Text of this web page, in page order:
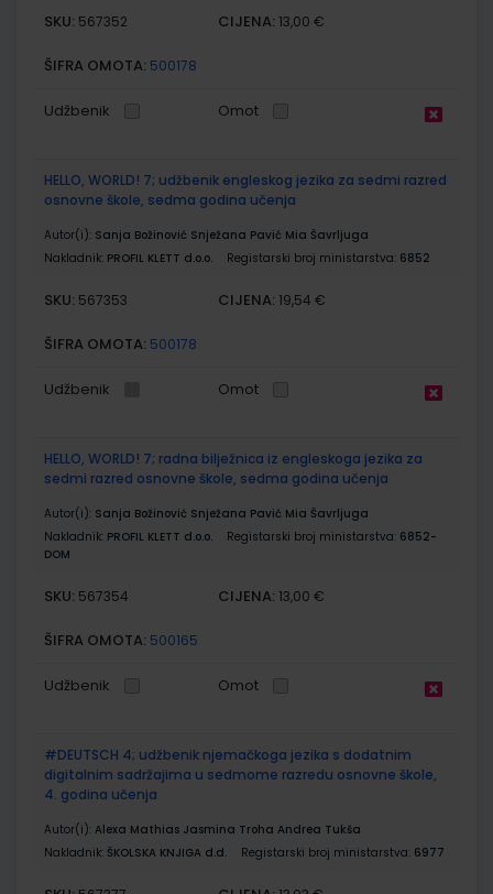
SKU: 567352 CIJENA: 13,00 €
ŠIFRA OMOTA: 500178
Udžbenik Omot
HELLO, WORLD! 7; udžbenik engleskog jezika za sedmi razred
osnovne škole, sedma godina učenja
Autor(i): Sanja Božinović Snježana Pavić Mia Šavrljuga
Nakladnik: PROFIL KLETT d.o.o. Registarski broj ministarstva: 6852
SKU: 567353 CIJENA: 19,54 €
ŠIFRA OMOTA: 500178
Udžbenik Omot
HELLO, WORLD! 7; radna bilježnica iz engleskoga jezika za
sedmi razred osnovne škole, sedma godina učenja
Autor(i): Sanja Božinović Snježana Pavić Mia Šavrljuga
Nakladnik: PROFIL KLETT d.o.o. Registarski broj ministarstva: 6852-
DOM
SKU: 567354 CIJENA: 13,00 €
ŠIFRA OMOTA: 500165
Udžbenik Omot
#DEUTSCH 4; udžbenik njemačkoga jezika s dodatnim
digitalnim sadržajima u sedmome razredu osnovne škole,
4. godina učenja
Autor(i): Alexa Mathias Jasmina Troha Andrea Tukša
Nakladnik: ŠKOLSKA KNJIGA d.d. Registarski broj ministarstva: 6977